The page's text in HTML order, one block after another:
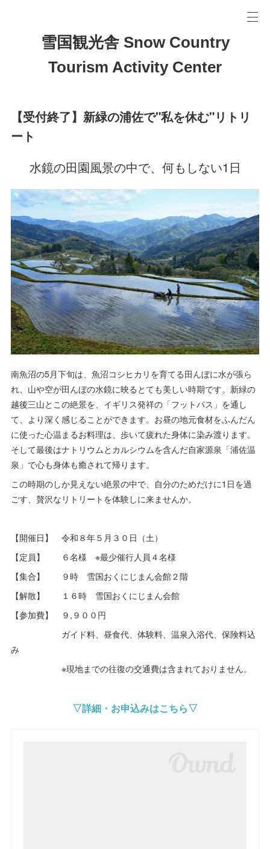
雪国観光舎 Snow Country
Tourism Activity Center
【受付終了】新緑の浦佐で"私を休む"リトリ
ート
水鏡の田園風景の中で、何もしない1日
南魚沼の5月下旬は、魚沼コシヒカリを育てる田んぼに水が張ら
れ、山や空が田んぼの水鏡に映るとても美しい時期です。新緑の
越後三山とこの絶景を、イギリス発祥の「フットパス」を通し
て、より深く感じることができます。お昼の地元食材をふんだん
に使った心温まるお料理は、歩いて疲れた身体に染み渡ります。
そして最後はナトリウムとカルシウムを含んだ自家源泉「浦佐温
泉」で心も身体も癒されて帰ります。
この時期のしか見えない絶景の中で、自分のためだけに1日を過
ごす、贅沢なリトリートを体験しに来ませんか。
【開催日】 令和８年５月３０日（土）
【定員】 ６名様 ※最少催行人員４名様
【集合】 ９時 雪国おくにじまん会館２階
【解散】 １６時 雪国おくにじまん会館
【参加費】 ９,９００円
ガイド料、昼食代、体験料、温泉入浴代、保険料込
み
※現地までの往復の交通費は含まれておりません。
▽詳細・お申込みはこちら▽